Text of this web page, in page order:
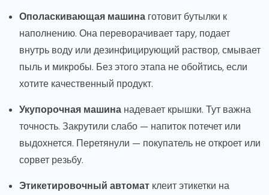
Ополаскивающая машина готовит бутылки к
наполнению. Она переворачивает тару, подает
внутрь воду или дезинфицирующий раствор, смывает
пыль и микробы. Без этого этапа не обойтись, если
хотите качественный продукт.
Укупорочная машина надевает крышки. Тут важна
точность. Закрутили слабо — напиток потечет или
выдохнется. Перетянули — покупатель не откроет или
сорвет резьбу.
Этикетировочный автомат клеит этикетки на